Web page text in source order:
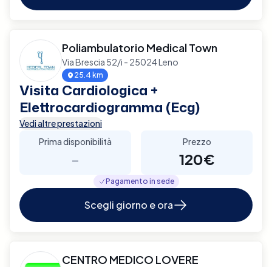
Poliambulatorio Medical Town
Via Brescia 52/i - 25024 Leno
25.4 km
Visita Cardiologica +
Elettrocardiogramma (Ecg)
Vedi altre prestazioni
Prima disponibilità
-
Prezzo
120€
Pagamento in sede
Scegli giorno e ora
CENTRO MEDICO LOVERE